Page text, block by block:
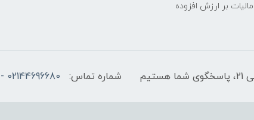
مالیات بر ارزش افزوده
شماره تماس: 02144696680 - 09024148826